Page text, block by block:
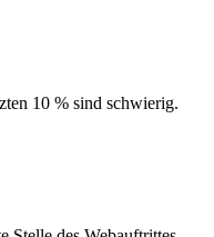
10 % sind schwierig.